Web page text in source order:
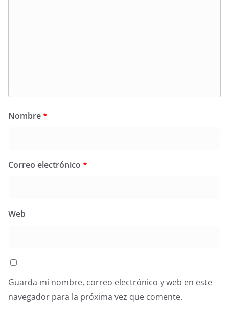
Nombre*
Correo electrónico *
Web
Guarda mi nombre, correo electrónico y web en este
navegador para la próxima vez que comente.